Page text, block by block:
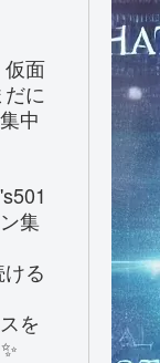
仮面
に
中
集
る
を